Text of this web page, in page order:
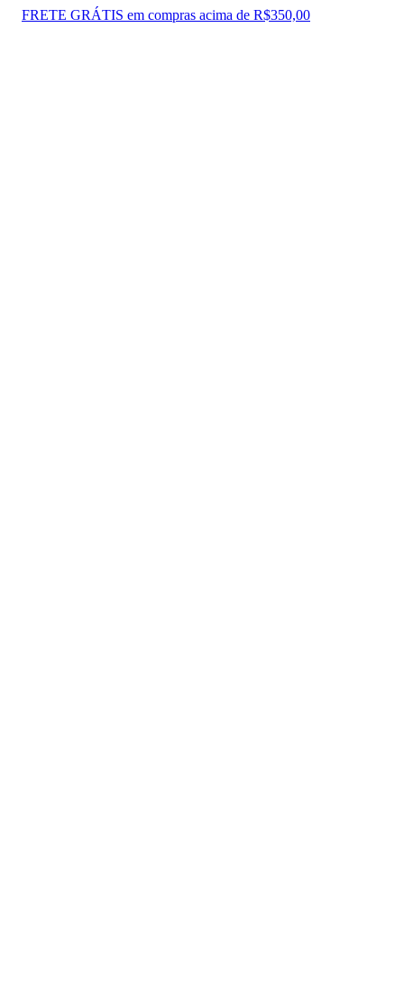
FRETE GRÁTIS em compras acima de R$350,00